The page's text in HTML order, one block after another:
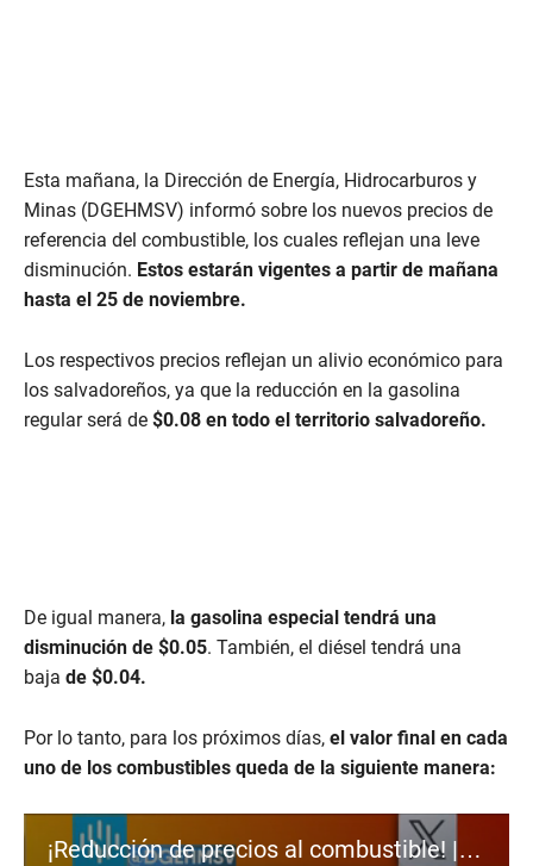
Esta mañana, la Dirección de Energía, Hidrocarburos y
Minas (DGEHMSV) informó sobre los nuevos precios de
referencia del combustible, los cuales reflejan una leve
disminución. Estos estarán vigentes a partir de mañana
hasta el 25 de noviembre.
Los respectivos precios reflejan un alivio económico para
los salvadoreños, ya que la reducción en la gasolina
regular será de $0.08 en todo el territorio salvadoreño.
De igual manera, la gasolina especial tendrá una
disminución de $0.05. También, el diésel tendrá una
baja de $0.04.
Por lo tanto, para los próximos días, el valor final en cada
uno de los combustibles queda de la siguiente manera:
¡Reducción de precios al combustible! | 12 al 25 de noviembre